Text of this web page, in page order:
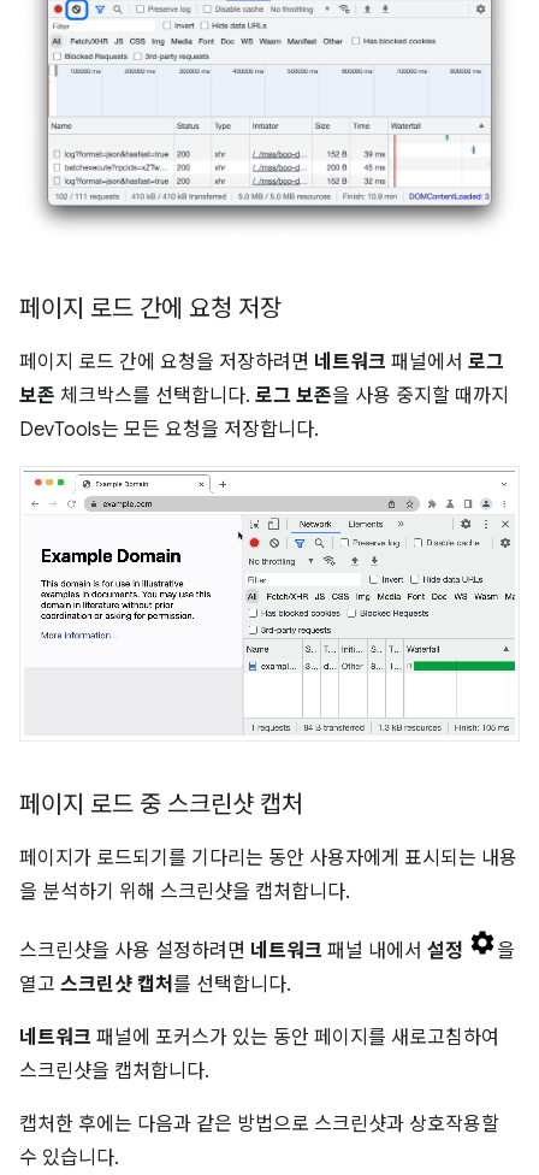
페이지 로드 간에 요청 저장
페이지 로드 간에 요청을 저장하려면 네트워크 패널에서 로그
보존 체크박스를 선택합니다. 로그 보존을 사용 중지할 때까지
DevTools는 모든 요청을 저장합니다.
페이지 로드 중 스크린샷 캡처
페이지가 로드되기를 기다리는 동안 사용자에게 표시되는 내용
을 분석하기 위해 스크린샷을 캡처합니다.
스크린샷을 사용 설정하려면 네트워크 패널 내에서 설정
을
열고 스크린샷 캡처 를 선택합니다.
네트워크 패널에 포커스가 있는 동안 페이지를 새로고침하여
스크린샷을 캡처합니다.
캡처한 후에는 다음과 같은 방법으로 스크린샷과 상호작용할
수 있습니다.